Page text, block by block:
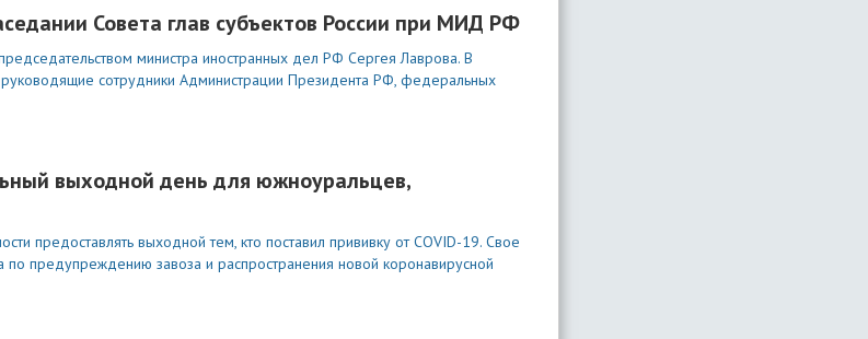
Совета глав субъектов России при МИД РФ
министра иностранных дел РФ Сергея Лаврова. В
сотрудники Администрации Президента РФ, федеральных
выходной день для южноуральцев,
предоставлять выходной тем, кто поставил прививку от COVID-19. Свое
предупреждению завоза и распространения новой коронавирусной